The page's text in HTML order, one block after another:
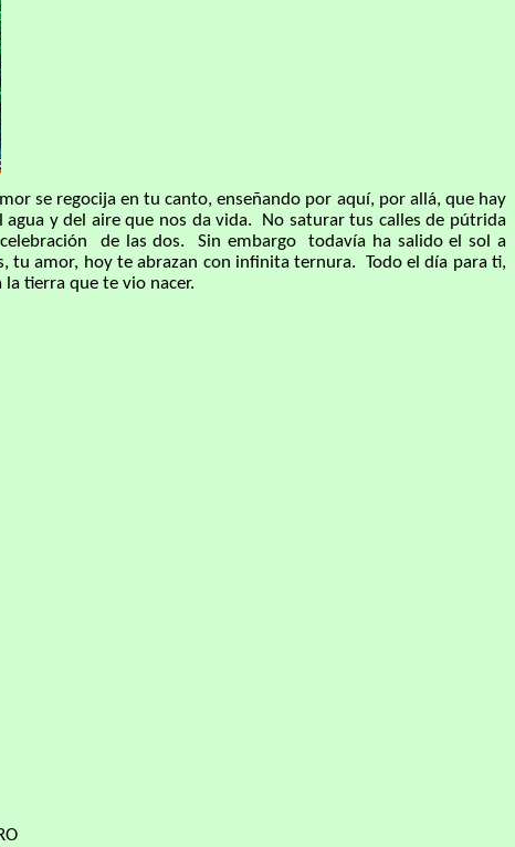
se regocija en tu canto, enseñando por aquí, por allá, que hay
y del aire que nos da vida. No saturar tus calles de pútrida
de las dos. Sin embargo todavía ha salido el sol a
tu amor, hoy te abrazan con infinita ternura. Todo el día para ti,
tierra que te vio nacer.